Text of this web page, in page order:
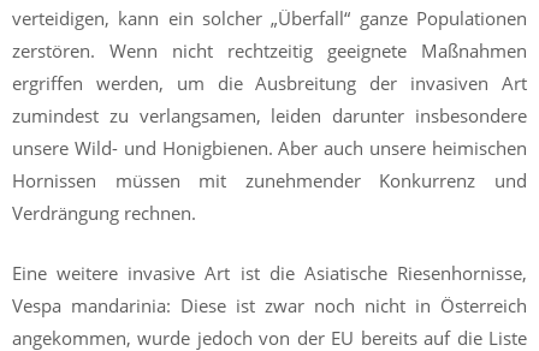
verteidigen, kann ein solcher „Überfall“ ganze Populationen
zerstören. Wenn nicht rechtzeitig geeignete Maßnahmen
ergriffen werden, um die Ausbreitung der invasiven Art
zumindest zu verlangsamen, leiden darunter insbesondere
unsere Wild- und Honigbienen. Aber auch unsere heimischen
Hornissen müssen mit zunehmender Konkurrenz und
Verdrängung rechnen.
Eine weitere invasive Art ist die Asiatische Riesenhornisse,
Vespa mandarinia: Diese ist zwar noch nicht in Österreich
angekommen, wurde jedoch von der EU bereits auf die Liste